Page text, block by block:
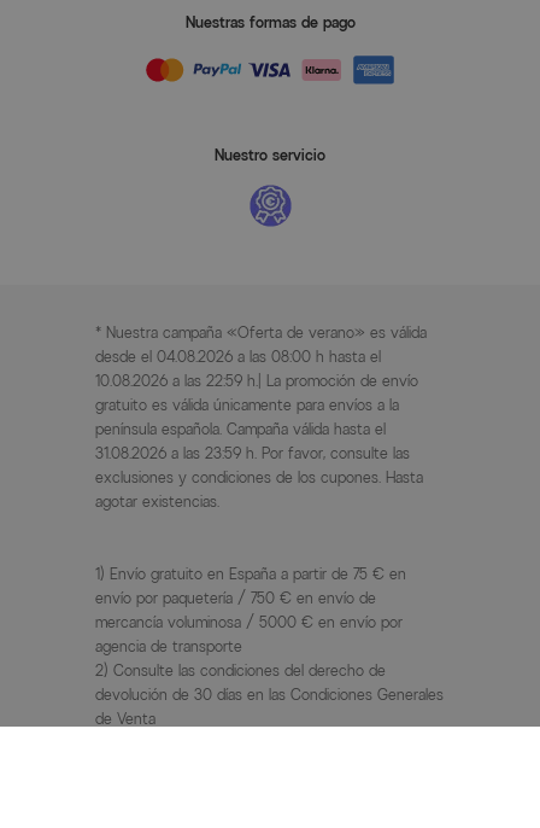
Nuestras formas de pago
Nuestro servicio
* Nuestra campaña «Oferta de verano» es válida
desde el 04.08.2026 a las 08:00 h hasta el
10.08.2026 a las 22:59 h.| La promoción de envío
gratuito es válida únicamente para envíos a la
península española. Campaña válida hasta el
31.08.2026 a las 23:59 h. Por favor, consulte las
exclusiones y condiciones de los cupones. Hasta
agotar existencias.
1) Envío gratuito en España a partir de 75 € en
envío por paquetería / 750 € en envío de
mercancía voluminosa / 5000 € en envío por
agencia de transporte
2) Consulte las condiciones del derecho de
devolución de 30 días en las Condiciones Generales
de Venta